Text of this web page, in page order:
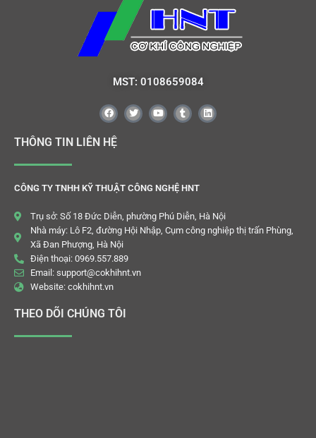
MST: 0108659084
THÔNG TIN LIÊN HỆ
CÔNG TY TNHH KỸ THUẬT CÔNG NGHỆ HNT
Trụ sở: Số 18 Đức Diễn, phường Phú Diễn, Hà Nội
Nhà máy: Lô F2, đường Hội Nhập, Cụm công nghiệp thị trấn Phùng,
Xã Đan Phượng, Hà Nội
Điện thoại: 0969.557.889
Email: support@cokhihnt.vn
Website: cokhihnt.vn
THEO DÕI CHÚNG TÔI